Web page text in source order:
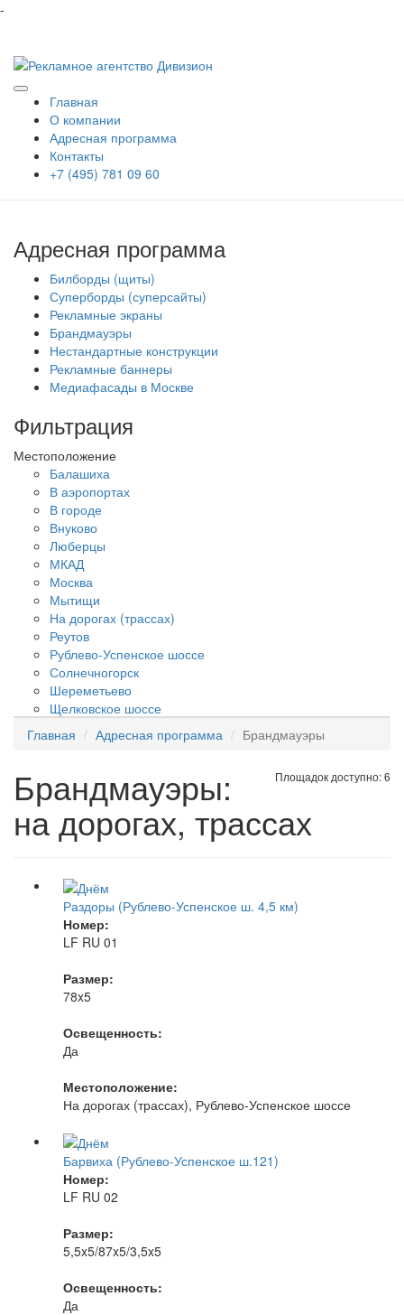
-
Главная
О компании
Адресная программа
Контакты
+7 (495) 781 09 60
Адресная программа
Билборды (щиты)
Суперборды (суперсайты)
Рекламные экраны
Брандмауэры
Нестандартные конструкции
Рекламные баннеры
Медиафасады в Москве
Фильтрация
Местоположение
Балашиха
В аэропортах
В городе
Внуково
Люберцы
МКАД
Москва
Мытищи
На дорогах (трассах)
Реутов
Рублево-Успенское шоссе
Солнечногорск
Шереметьево
Щелковское шоссе
Главная
Адресная программа Брандмауэры
Площадок доступно: 6
Брандмауэры:
на дорогах, трассах
Раздоры (Рублево-Успенское ш. 4,5 км)
Номер:
LF RU 01
Размер:
78x5
Освещенность:
Да
Местоположение:
На дорогах (трассах), Рублево-Успенское шоссе
Барвиха (Рублево-Успенское ш.121)
Номер:
LF RU 02
Размер:
5,5x5/87x5/3,5x5
Освещенность:
Да